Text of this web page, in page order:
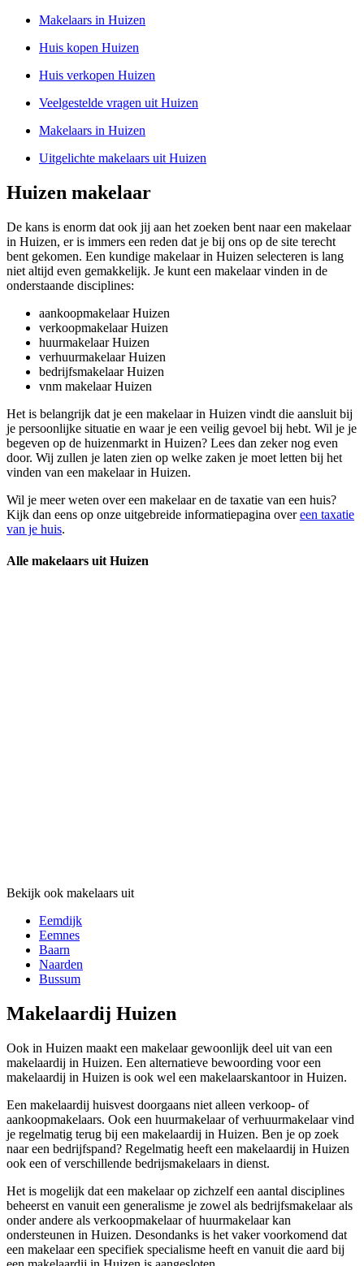
Makelaars in Huizen
Huis kopen Huizen
Huis verkopen Huizen
Veelgestelde vragen uit Huizen
Makelaars in Huizen
Uitgelichte makelaars uit Huizen
Huizen makelaar
De kans is enorm dat ook jij aan het zoeken bent naar een makelaar
in Huizen, er is immers een reden dat je bij ons op de site terecht
bent gekomen. Een kundige makelaar in Huizen selecteren is lang
niet altijd even gemakkelijk. Je kunt een makelaar vinden in de
onderstaande disciplines:
aankoopmakelaar Huizen
verkoopmakelaar Huizen
huurmakelaar Huizen
verhuurmakelaar Huizen
bedrijfsmakelaar Huizen
vnm makelaar Huizen
Het is belangrijk dat je een makelaar in Huizen vindt die aansluit bij
je persoonlijke situatie en waar je een veilig gevoel bij hebt. Wil je je
begeven op de huizenmarkt in Huizen? Lees dan zeker nog even
door. Wij zullen je laten zien op welke zaken je moet letten bij het
vinden van een makelaar in Huizen.
Wil je meer weten over een makelaar en de taxatie van een huis?
Kijk dan eens op onze uitgebreide informatiepagina overeen taxatie
van je huis.
Alle makelaars uit Huizen
Bekijk ook makelaars uit
Eemdijk
Eemnes
Baarn
Naarden
Bussum
Makelaardij Huizen
Ook in Huizen maakt een makelaar gewoonlijk deel uit van een
makelaardij in Huizen. Een alternatieve bewoording voor een
makelaardij in Huizen is ook wel een makelaarskantoor in Huizen.
Een makelaardij huisvest doorgaans niet alleen verkoop- of
aankoopmakelaars. Ook een huurmakelaar of verhuurmakelaar vind
je regelmatig terug bij een makelaardij in Huizen. Ben je op zoek
naar een bedrijfspand? Regelmatig heeft een makelaardij in Huizen
ook een of verschillende bedrijsmakelaars in dienst.
Het is mogelijk dat een makelaar op zichzelf een aantal disciplines
beheerst en vanuit een generalisme je zowel als bedrijfsmakelaar als
onder andere als verkoopmakelaar of huurmakelaar kan
ondersteunen in Huizen. Desondanks is het vaker voorkomend dat
een makelaar een specifiek specialisme heeft en vanuit die aard bij